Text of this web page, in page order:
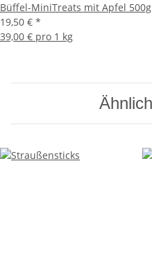
Büffel-MiniTreats mit Apfel 500g
19,50 € *
39,00 € pro 1 kg